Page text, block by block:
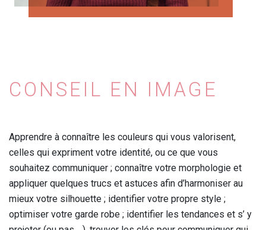
CONSEIL EN IMAGE
Apprendre à connaître les couleurs qui vous valorisent,
celles qui expriment votre identité, ou ce que vous
souhaitez communiquer ; connaître votre morphologie et
appliquer quelques trucs et astuces afin d’harmoniser au
mieux votre silhouette ; identifier votre propre style ;
optimiser votre garde robe ; identifier les tendances et s’ y